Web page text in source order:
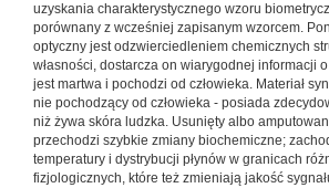
uzyskania charakterystycznego wzoru
porównany z wcześniej zapisanym wzorcem.
optyczny jest odzwierciedleniem chemicznych
własności, dostarcza on wiarygodnej informacji
jest martwa i pochodzi od człowieka. Materiał
nie pochodzący od człowieka - posiada
niż żywa skóra ludzka. Usunięty albo
przechodzi szybkie zmiany biochemiczne;
temperatury i dystrybucji płynów w granicach
fizjologicznych, które też zmieniają jakość